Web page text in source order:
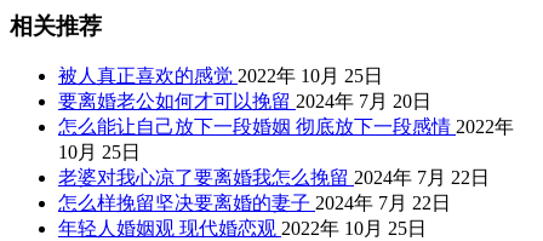
相关推荐
被人真正喜欢的感觉 2022年 10月 25日
要离婚老公如何才可以挽留 2024年 7月 20日
怎么能让自己放下一段婚姻 彻底放下一段感情 2022年
10月 25日
老婆对我心凉了要离婚我怎么挽留 2024年 7月 22日
怎么样挽留坚决要离婚的妻子 2024年 7月 22日
年轻人婚姻观 现代婚恋观 2022年 10月 25日